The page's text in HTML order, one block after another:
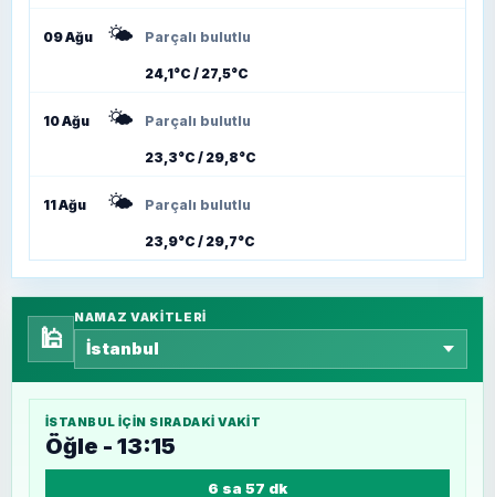
09 Ağu 🌤️ Parçalı bulutlu
24,1°C / 27,5°C
10 Ağu 🌤️ Parçalı bulutlu
23,3°C / 29,8°C
11 Ağu 🌤️ Parçalı bulutlu
23,9°C / 29,7°C
🕌
NAMAZ VAKITLERI
İSTANBUL IÇIN SIRADAKI VAKIT
Öğle - 13:15
6 sa 57 dk